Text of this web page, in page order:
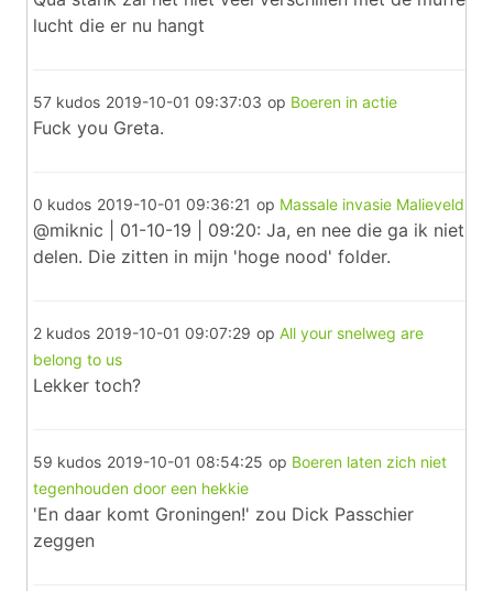
lucht die er nu hangt
57 kudos 2019-10-01 09:37:03 op Boeren in actie
Fuck you Greta.
0 kudos 2019-10-01 09:36:21 op Massale invasie Malieveld
@miknic | 01-10-19 | 09:20: Ja, en nee die ga ik niet
delen. Die zitten in mijn 'hoge nood' folder.
2 kudos 2019-10-01 09:07:29 op All your snelweg are
belong to us
Lekker toch?
59 kudos 2019-10-01 08:54:25 op Boeren laten zich niet
tegenhouden door een hekkie
'En daar komt Groningen!' zou Dick Passchier
zeggen